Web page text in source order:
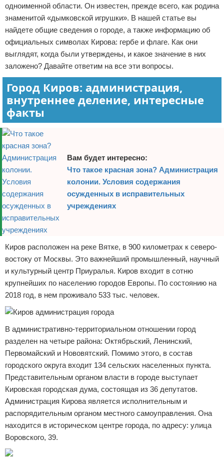
Кино и сериалы
Покупки
Мода и стиль
Отказ от ответственности
одноименной области. Он известен, прежде всего, как родина
знаменитой «дымковской игрушки». В нашей статье вы
найдете общие сведения о городе, а также информацию об
официальных символах Кирова: гербе и флаге. Как они
выглядят, когда были утверждены, и какое значение в них
заложено? Давайте ответим на все эти вопросы.
Город Киров: администрация,
внутреннее деление, интересные
факты
Вам будет интересно:
Что такое красная зона? Администрация
колонии. Условия содержания
осужденных в исправительных
учреждениях
Киров расположен на реке Вятке, в 900 километрах к северо-
востоку от Москвы. Это важнейший промышленный, научный
и культурный центр Приуралья. Киров входит в сотню
крупнейших по населению городов Европы. По состоянию на
2018 год, в нем проживало 533 тыс. человек.
В административно-территориальном отношении город
разделен на четыре района: Октябрьский, Ленинский,
Первомайский и Нововятский. Помимо этого, в состав
городского округа входит 134 сельских населенных пункта.
Представительным органом власти в городе выступает
Кировская городская дума, состоящая из 36 депутатов.
Администрация Кирова является исполнительным и
распорядительным органом местного самоуправления. Она
находится в историческом центре города, по адресу: улица
Воровского, 39.